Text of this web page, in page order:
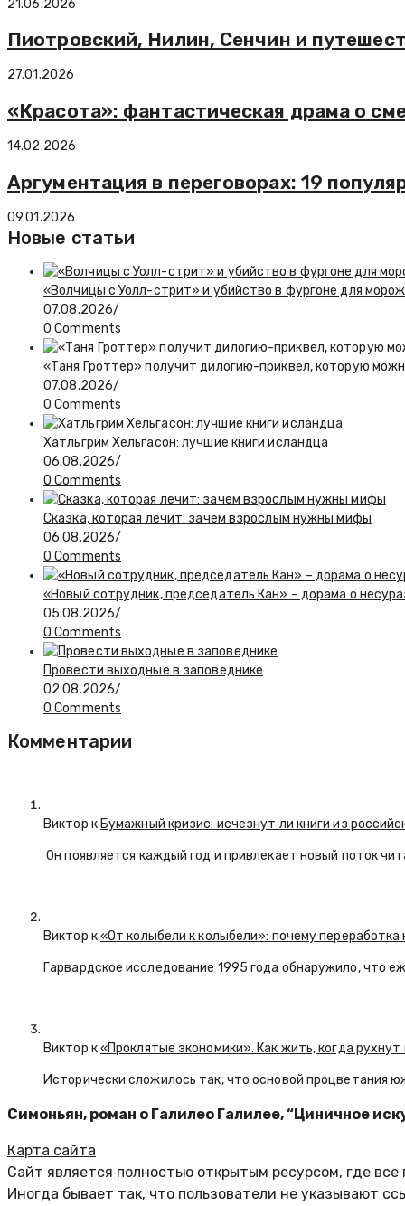
21.06.2026
Пиотровский, Нилин, Сенчин и
27.01.2026
«Красота»: фантастическая драма о
14.02.2026
Аргументация в переговорах: 19
09.01.2026
Новые статьи
«Волчицы с Уолл-стрит» и убийство в фургоне для
07.08.2026/
0 Comments
«Таня Гроттер» получит дилогию-приквел, которую
07.08.2026/
0 Comments
Хатльгрим Хельгасон: лучшие книги исландца
06.08.2026/
0 Comments
Сказка, которая лечит: зачем взрослым нужны мифы
06.08.2026/
0 Comments
«Новый сотрудник, председатель Кан» – дорама о
05.08.2026/
0 Comments
Провести выходные в заповеднике
02.08.2026/
0 Comments
Комментарии
Виктор к Бумажный кризис: исчезнут ли книги из
Он появляется каждый год и привлекает новый поток
Виктор к«От колыбели к колыбели»: почему переработка
Гарвардское исследование 1995 года обнаружило, что
Виктор к«Проклятые экономики». Как жить, когда
Исторически сложилось так, что основой
Симоньян, роман о Галилео Галилее, “Циничное
Карта сайта
Сайт является полностью открытым ресурсом, где
Иногда бывает так, что пользователи не указывают